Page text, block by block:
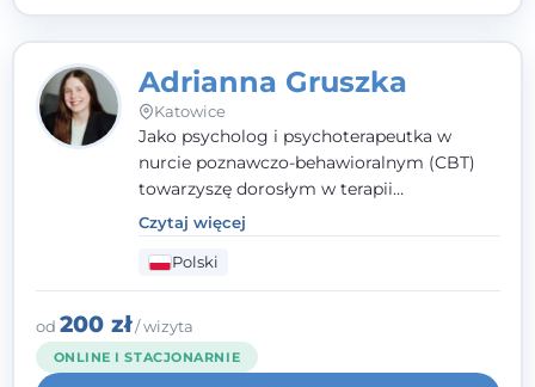
Adrianna Gruszka
Katowice
Jako psycholog i psychoterapeutka w
nurcie poznawczo-behawioralnym (CBT)
towarzyszę dorosłym w terapii
indywidualnej oraz nastolatkom od 15. roku
życia. Zależy mi, by naprawdę usłyszeć, z
czym do mnie przychodzisz, i dobrać
sposób pracy do Ciebie - bez gotowych
schematów i bez oceniania.
Czytaj więcej
Polski
od 200 zł/ wizyta
ONLINE I STACJONARNIE